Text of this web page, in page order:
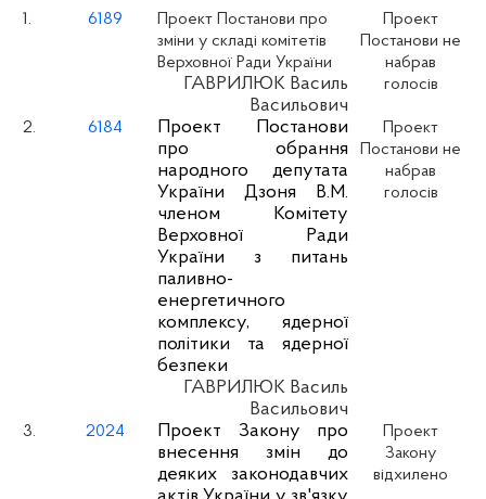
1. 6189
Проект Постанови про
зміни у складі комітетів
Верховної Ради України
ГАВРИЛЮК Василь
Васильович
Проект
Постанови не
набрав
голосів
2. 6184
Проект Постанови
про обрання
народного депутата
України Дзоня В.М.
членом Комітету
Верховної Ради
України з питань
паливно-
енергетичного
комплексу, ядерної
політики та ядерної
безпеки
ГАВРИЛЮК Василь
Васильович
Проект
Постанови не
набрав
голосів
3. 2024
Проект Закону про
внесення змін до
деяких законодавчих
Проект
Закону
відхилено